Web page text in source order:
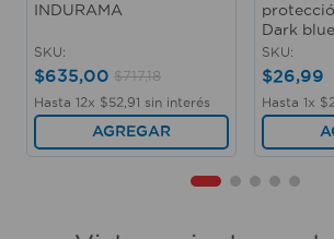
INDURAMA
SKU:
$635,00 $717,18
Hasta 12x $52 91 sin interés
AGREGAR
Dark
SKU:
$26,99
Hasta 1x $